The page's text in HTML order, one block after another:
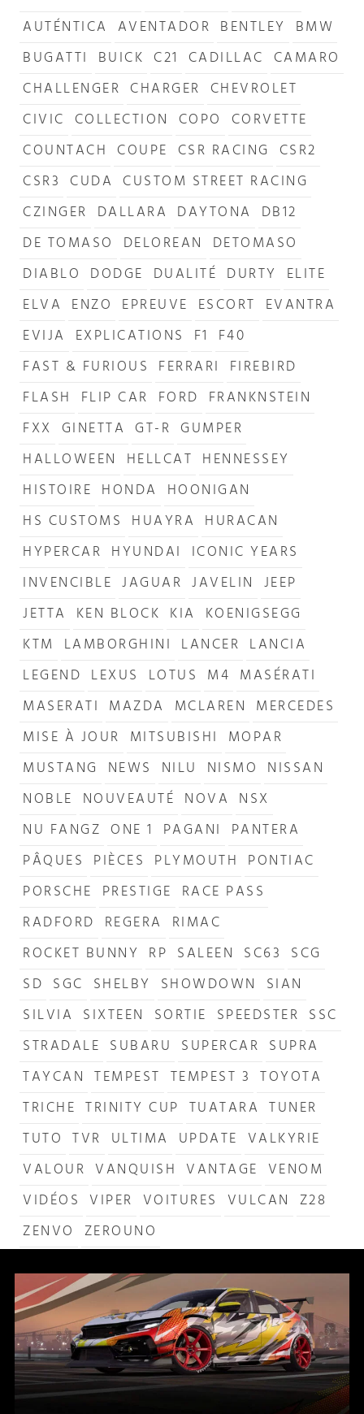
AUTÉNTICA AVENTADOR BENTLEY BMW
BUGATTI BUICK C21 CADILLAC CAMARO
CHALLENGER CHARGER CHEVROLET
CIVIC COLLECTION COPO CORVETTE
COUNTACH COUPE CSR RACING CSR2
CSR3 CUDA CUSTOM STREET RACING
CZINGER DALLARA DAYTONA DB12
DE TOMASO DELOREAN DETOMASO
DIABLO DODGE DUALITÉ DURTY ELITE
ELVA ENZO EPREUVE ESCORT EVANTRA
EVIJA EXPLICATIONS F1 F40
FAST & FURIOUS FERRARI FIREBIRD
FLASH FLIP CAR FORD FRANKNSTEIN
FXX GINETTA GT-R GUMPER
HALLOWEEN HELLCAT HENNESSEY
HISTOIRE HONDA HOONIGAN
HS CUSTOMS HUAYRA HURACAN
HYPERCAR HYUNDAI ICONIC YEARS
INVENCIBLE JAGUAR JAVELIN JEEP
JETTA KEN BLOCK KIA KOENIGSEGG
KTM LAMBORGHINI LANCER LANCIA
LEGEND LEXUS LOTUS M4 MASÉRATI
MASERATI MAZDA MCLAREN MERCEDES
MISE À JOUR MITSUBISHI MOPAR
MUSTANG NEWS NILU NISMO NISSAN
NOBLE NOUVEAUTÉ NOVA NSX
NU FANGZ ONE 1 PAGANI PANTERA
PÂQUES PIÈCES PLYMOUTH PONTIAC
PORSCHE PRESTIGE RACE PASS
RADFORD REGERA RIMAC
ROCKET BUNNY RP SALEEN SC63 SCG
SD SGC SHELBY SHOWDOWN SIAN
SILVIA SIXTEEN SORTIE SPEEDSTER SSC
STRADALE SUBARU SUPERCAR SUPRA
TAYCAN TEMPEST TEMPEST 3 TOYOTA
TRICHE TRINITY CUP TUATARA TUNER
TUTO TVR ULTIMA UPDATE VALKYRIE
VALOUR VANQUISH VANTAGE VENOM
VIDÉOS VIPER VOITURES VULCAN Z28
ZENVO ZEROUNO